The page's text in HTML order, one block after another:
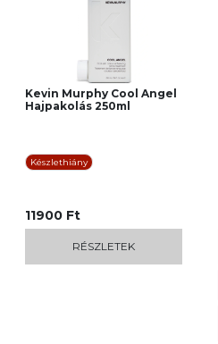
Kevin Murphy Cool Angel
Hajpakolás 250ml
Készlethiány
11900 Ft
RÉSZLETEK